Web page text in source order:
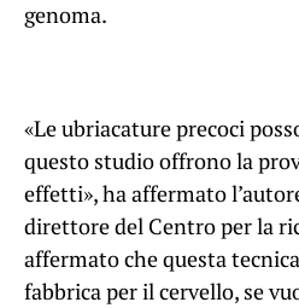
genoma.
«Le ubriacature precoci
questo studio offrono la
effetti», ha affermato
direttore del Centro per la
affermato che questa
fabbrica per il cervello, se